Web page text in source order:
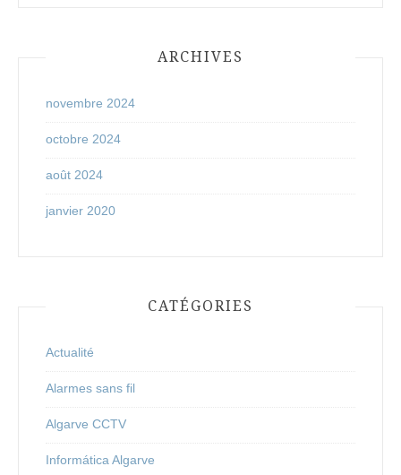
ARCHIVES
novembre 2024
octobre 2024
août 2024
janvier 2020
CATÉGORIES
Actualité
Alarmes sans fil
Algarve CCTV
Informática Algarve